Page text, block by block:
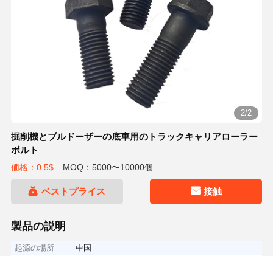
2/2
掘削機とブルドーザーの底車用のトラックキャリアローラー
ボルト
価格：0.5$ MOQ：5000〜10000個
ベストプライス 接触
製品の説明
起源の場所
中国